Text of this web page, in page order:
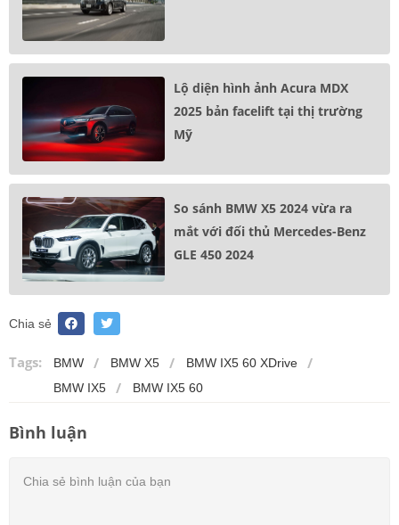
Lộ diện hình ảnh Acura MDX
2025 bản facelift tại thị trường
Mỹ
So sánh BMW X5 2024 vừa ra
mắt với đối thủ Mercedes-Benz
GLE 450 2024
Chia sẻ
Tags: BMW BMW X5
BMW IX5 60 XDrive
BMW IX5
BMW IX5 60
Bình luận